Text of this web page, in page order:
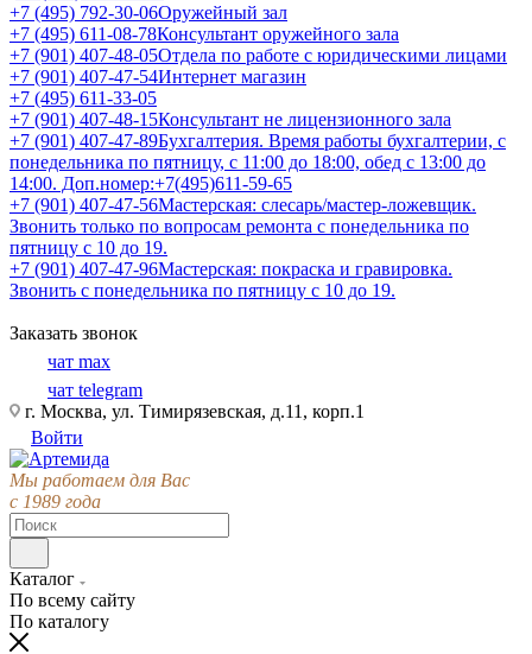
+7 (495) 792-30-06Оружейный зал
+7 (495) 611-08-78Консультант оружейного зала
+7 (901) 407-48-05Отдела по работе с юридическими лицами
+7 (901) 407-47-54Интернет магазин
+7 (495) 611-33-05
+7 (901) 407-48-15Консультант не лицензионного зала
+7 (901) 407-47-89Бухгалтерия. Время работы бухгалтерии, с
понедельника по пятницу, с 11:00 до 18:00, обед с 13:00 до
14:00. Доп.номер:+7(495)611-59-65
+7 (901) 407-47-56Мастерская: слесарь/мастер-ложевщик.
Звонить только по вопросам ремонта с понедельника по
пятницу с 10 до 19.
+7 (901) 407-47-96Мастерская: покраска и гравировка.
Звонить с понедельника по пятницу с 10 до 19.
Заказать звонок
чат max
чат telegram
г. Москва, ул. Тимирязевская, д.11, корп.1
Войти
Мы работаем для Вас
с 1989 года
Каталог
По всему сайту
По каталогу